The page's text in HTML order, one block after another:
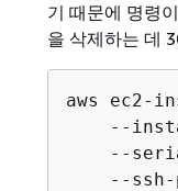
기 때문에 명령
을 삭제하는 데
aws ec2-
--
--
--